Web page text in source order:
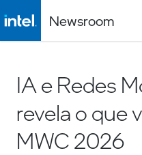
Newsroom
IA e Redes
revela o que
MWC 2026